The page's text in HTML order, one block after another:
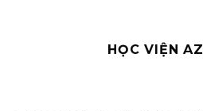
HỌC VIỆN AZ